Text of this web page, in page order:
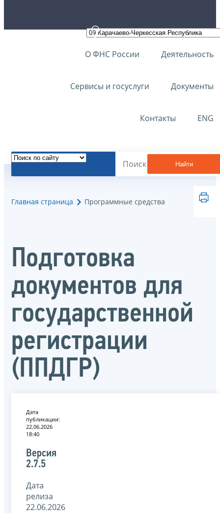
О ФНС России Деятельность
Сервисы и госуслуги Документы
Контакты ENG
Найти
Главная страница Программные средства
Подготовка
документов для
государственной
регистрации
(ППДГР)
Дата
публикации:
22.06.2026
18:40
Версия
2.7.5
Дата
релиза
22.06.2026